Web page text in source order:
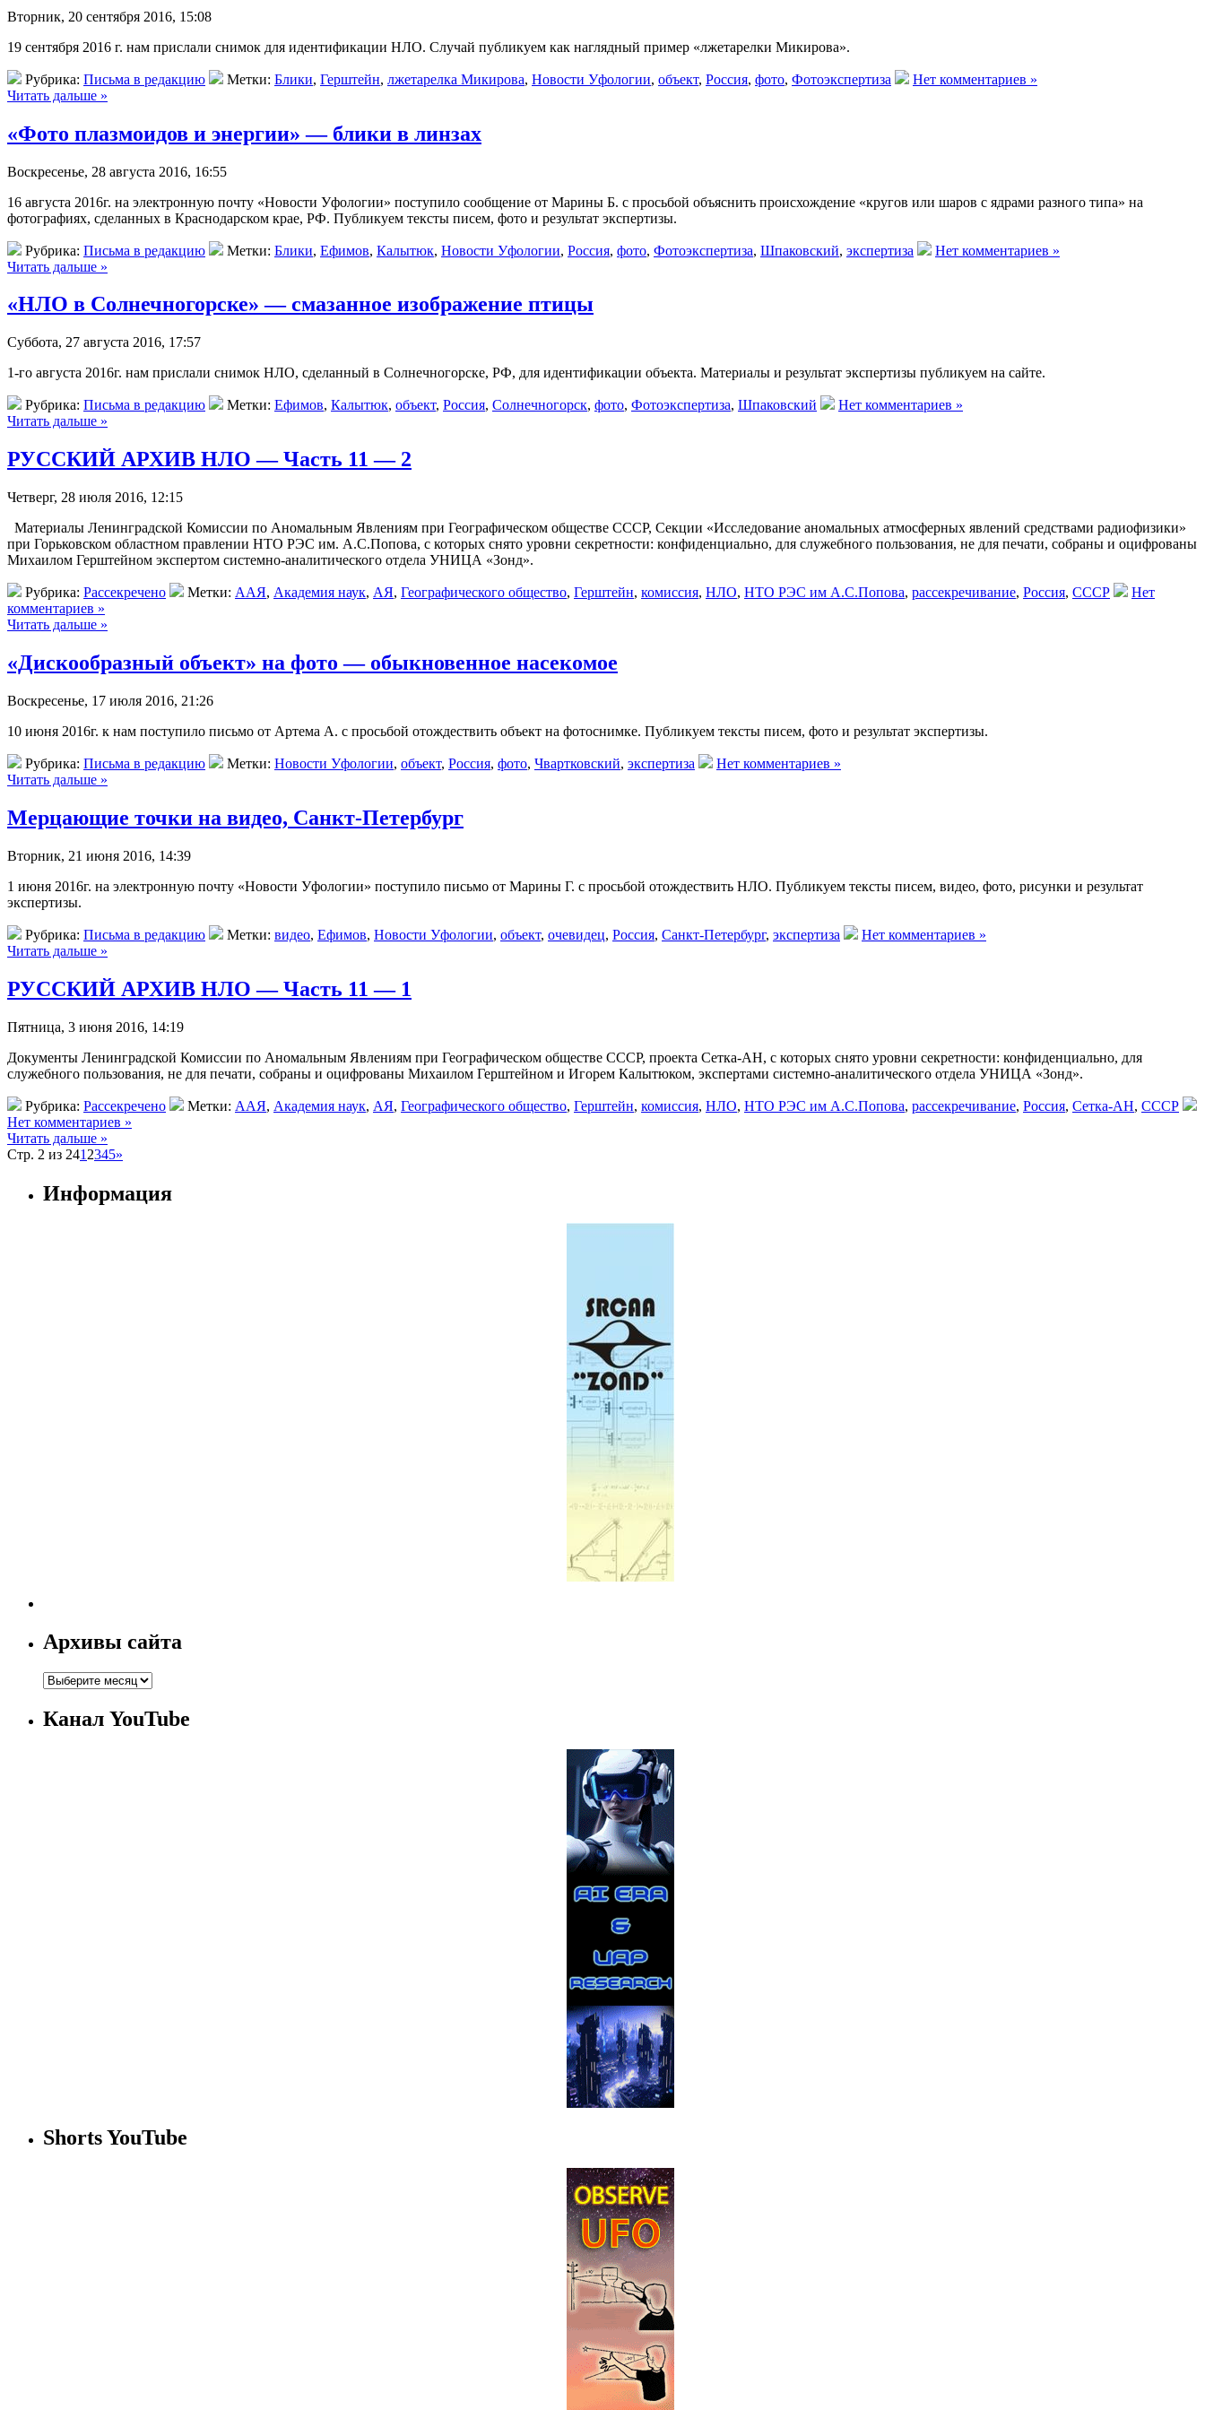
Вторник, 20 сентября 2016, 15:08
19 сентября 2016 г. нам прислали снимок для идентификации НЛО. Случай публикуем как наглядный пример «лжетарелки Микирова».
Рубрика: Письма в редакцию Метки: Блики, Герштейн, лжетарелка Микирова, Новости Уфологии, объект, Россия, фото, Фотоэкспертиза
Нет комментариев »
Читать дальше »
«Фото плазмоидов и энергии» — блики в линзах
Воскресенье, 28 августа 2016, 16:55
16 августа 2016г. на электронную почту «Новости Уфологии» поступило сообщение от Марины Б. с просьбой объяснить происхождение «кругов или шаров с ядрами разного типа» на
фотографиях, сделанных в Краснодарском крае, РФ. Публикуем тексты писем, фото и результат экспертизы.
Рубрика: Письма в редакцию Метки: Блики, Ефимов, Калытюк, Новости Уфологии, Россия, фото, Фотоэкспертиза, Шпаковский, экспертиза
Нет комментариев »
Читать дальше »
«НЛО в Солнечногорске» — смазанное изображение птицы
Суббота, 27 августа 2016, 17:57
1-го августа 2016г. нам прислали снимок НЛО, сделанный в Солнечногорске, РФ, для идентификации объекта. Материалы и результат экспертизы публикуем на сайте.
Рубрика: Письма в редакцию Метки: Ефимов, Калытюк, объект, Россия, Солнечногорск, фото, Фотоэкспертиза, Шпаковский
Нет комментариев »
Читать дальше »
РУССКИЙ АРХИВ НЛО — Часть 11 — 2
Четверг, 28 июля 2016, 12:15
Материалы Ленинградской Комиссии по Аномальным Явлениям при Географическом обществе СССР, Секции «Исследование аномальных атмосферных явлений средствами радиофизики»
при Горьковском областном правлении НТО РЭС им. А.С.Попова, с которых снято уровни секретности: конфиденциально, для служебного пользования, не для печати, собраны и оцифрованы
Михаилом Герштейном экспертом системно-аналитического отдела УНИЦА «Зонд».
Рубрика: Рассекречено Метки: ААЯ, Академия наук, АЯ, Географического общество, Герштейн, комиссия, НЛО, НТО РЭС им А.С.Попова, рассекречивание, Россия, СССР
Нет
комментариев »
Читать дальше »
«Дискообразный объект» на фото — обыкновенное насекомое
Воскресенье, 17 июля 2016, 21:26
10 июня 2016г. к нам поступило письмо от Артема А. с просьбой отождествить объект на фотоснимке. Публикуем тексты писем, фото и результат экспертизы.
Рубрика: Письма в редакцию Метки: Новости Уфологии, объект, Россия, фото, Чвартковский, экспертиза
Нет комментариев »
Читать дальше »
Мерцающие точки на видео, Санкт-Петербург
Вторник, 21 июня 2016, 14:39
1 июня 2016г. на электронную почту «Новости Уфологии» поступило письмо от Марины Г. с просьбой отождествить НЛО. Публикуем тексты писем, видео, фото, рисунки и результат
экспертизы.
Рубрика: Письма в редакцию Метки: видео, Ефимов, Новости Уфологии, объект, очевидец, Россия, Санкт-Петербург, экспертиза
Нет комментариев »
Читать дальше »
РУССКИЙ АРХИВ НЛО — Часть 11 — 1
Пятница, 3 июня 2016, 14:19
Документы Ленинградской Комиссии по Аномальным Явлениям при Географическом обществе СССР, проекта Сетка-АН, с которых снято уровни секретности: конфиденциально, для
служебного пользования, не для печати, собраны и оцифрованы Михаилом Герштейном и Игорем Калытюком, экспертами системно-аналитического отдела УНИЦА «Зонд».
Рубрика: Рассекречено Метки: ААЯ, Академия наук, АЯ, Географического общество, Герштейн, комиссия, НЛО, НТО РЭС им А.С.Попова, рассекречивание, Россия, Сетка-АН, СССР
Нет комментариев »
Читать дальше »
Стр. 2 из 241 2345»
Информация
Архивы сайта
Канал YouTube
Shorts YouTube